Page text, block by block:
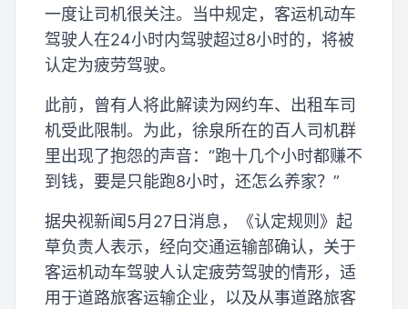
一度让司机很关注。当中规定，客运机动车
驾驶人在24小时内驾驶超过8小时的，将被
认定为疲劳驾驶。
此前，曾有人将此解读为网约车、出租车司
机受此限制。为此，徐泉所在的百人司机群
里出现了抱怨的声音：“跑十几个小时都赚不
到钱，要是只能跑8小时，还怎么养家？”
据央视新闻5月27日消息，《认定规则》起
草负责人表示，经向交通运输部确认，关于
客运机动车驾驶人认定疲劳驾驶的情形，适
用于道路旅客运输企业，以及从事道路旅客